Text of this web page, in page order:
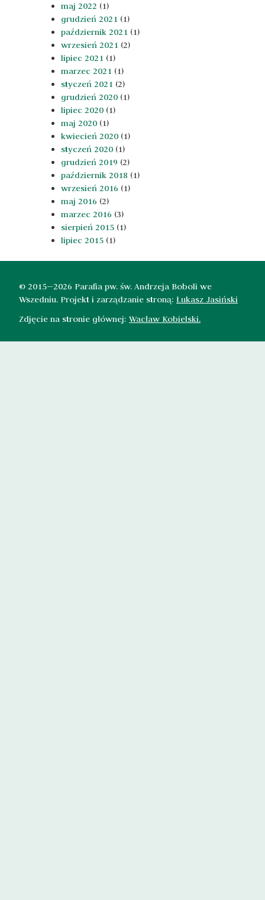
maj 2022 (1)
grudzień 2021 (1)
październik 2021 (1)
wrzesień 2021 (2)
lipiec 2021 (1)
marzec 2021 (1)
styczeń 2021 (2)
grudzień 2020 (1)
lipiec 2020 (1)
maj 2020 (1)
kwiecień 2020 (1)
styczeń 2020 (1)
grudzień 2019 (2)
październik 2018 (1)
wrzesień 2016 (1)
maj 2016 (2)
marzec 2016 (3)
sierpień 2015 (1)
lipiec 2015 (1)
© 2015—2026 Parafia pw. św. Andrzeja Boboli we
Wszedniu. Projekt i zarządzanie stroną: Łukasz Jasiński
Zdjęcie na stronie głównej: Wacław Kobielski.